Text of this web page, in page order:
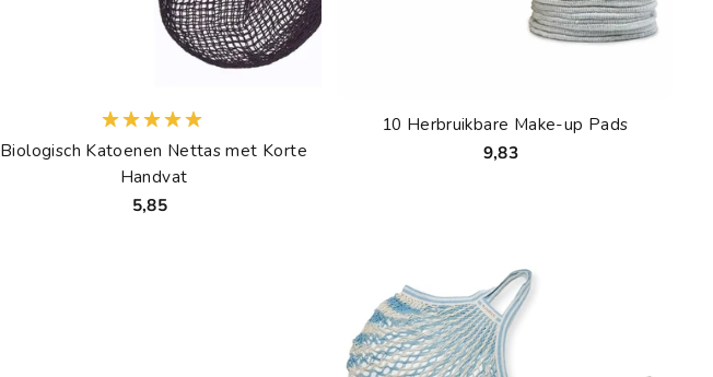
Biologisch Katoenen Nettas met Korte
Handvat
5,85
10 Herbruikbare Make-up Pads
9,83